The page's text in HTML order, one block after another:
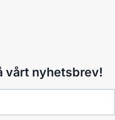
vårt nyhetsbrev!